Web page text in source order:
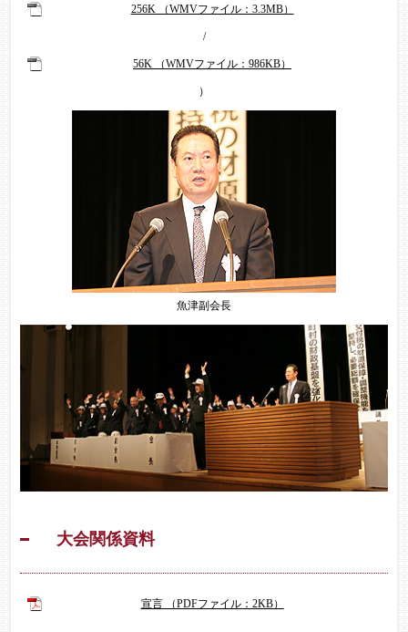
256K （WMVファイル：3.3MB）
/
56K （WMVファイル：986KB）
）
魚津副会長
大会関係資料
宣言 （PDFファイル：2KB）